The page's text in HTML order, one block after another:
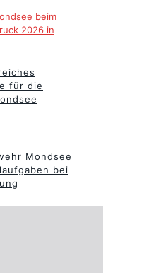
für die
Mondsee
bei